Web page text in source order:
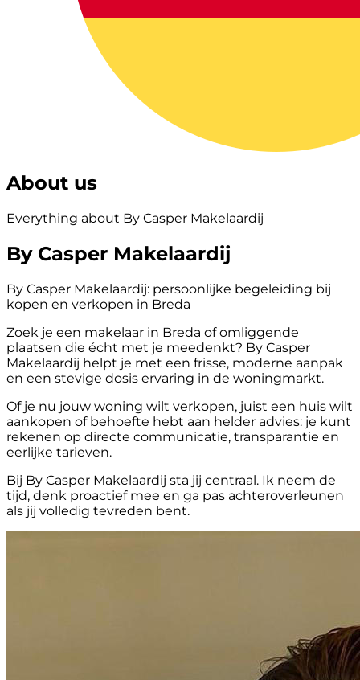
About us
Everything about By Casper Makelaardij
By Casper Makelaardij
By Casper Makelaardij: persoonlijke begeleiding bij
kopen en verkopen in Breda
Zoek je een makelaar in Breda of omliggende
plaatsen die écht met je meedenkt? By Casper
Makelaardij helpt je met een frisse, moderne aanpak
en een stevige dosis ervaring in de woningmarkt.
Of je nu jouw woning wilt verkopen, juist een huis wilt
aankopen of behoefte hebt aan helder advies: je kunt
rekenen op directe communicatie, transparantie en
eerlijke tarieven.
Bij By Casper Makelaardij sta jij centraal. Ik neem de
tijd, denk proactief mee en ga pas achteroverleunen
als jij volledig tevreden bent.